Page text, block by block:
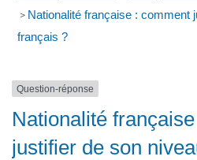
> Nationalité française : comment
français ?
Question-réponse
Nationalité
justifier de son